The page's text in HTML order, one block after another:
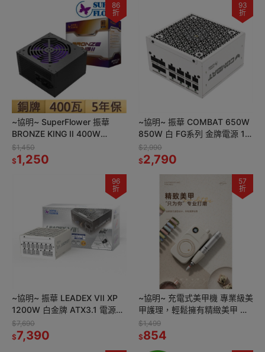
86
折
~協明~ SuperFlower 振華
BRONZE KING II 400W
450W 500W 銅牌電源
$1,450
$1,250
93
折
~協明~ 振華 COMBAT 650W
850W 白 FG系列 金牌電源 10
年保固
$2,990
$2,790
96
折
~協明~ 振華 LEADEX VII XP
1200W 白金牌 ATX3.1 電源供
應器
$7,690
$7,390
57
折
~協明~ 充電式美甲機 專業級美
甲護理，輕鬆擁有精緻美甲 美
甲打磨 卸甲
$1,499
$854